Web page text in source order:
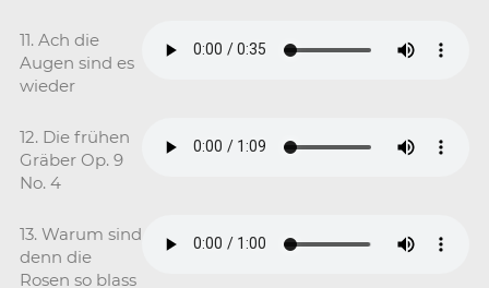
11. Ach die
Augen sind es
wieder
12. Die frühen
Gräber Op. 9
No. 4
13. Warum sind
denn die
Rosen so blass